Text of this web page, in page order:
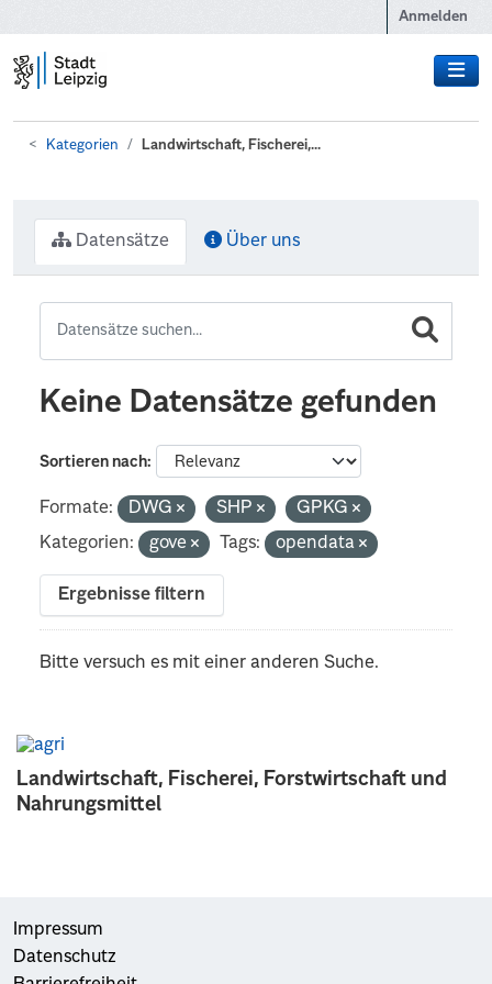
Anmelden
Kategorien Landwirtschaft, Fischerei,...
Landwirtschaft, Fischerei, Forstwirtschaft und
Nahrungsmittel
Datensätze Über uns
Keine Datensätze gefunden
Sortieren nach
Formate: DWG SHP
GPKG
Kategorien:
gove Tags: opendata
Ergebnisse filtern
Bitte versuch es mit einer anderen Suche.
Impressum
Datenschutz